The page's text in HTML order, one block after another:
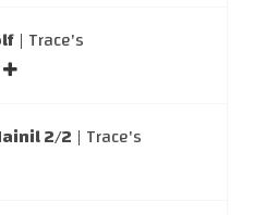
| Trace's
2/2 | Trace's